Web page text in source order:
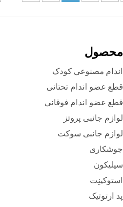
محصول
اندام مصنوعی کودک
قطع عضو اندام تحتانی
قطع عضو اندام فوقانی
لوازم جانبی پروتز
لوازم جانبی سوکت
جوشکاری
سیلیکون
استوکینِت
پد ارتوتیک